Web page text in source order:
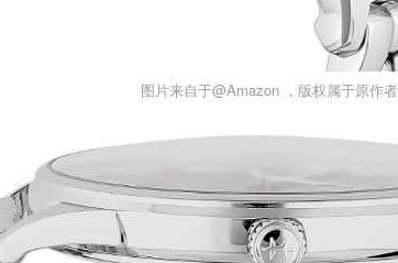
图片来自于@Amazon ，版权属于原作者